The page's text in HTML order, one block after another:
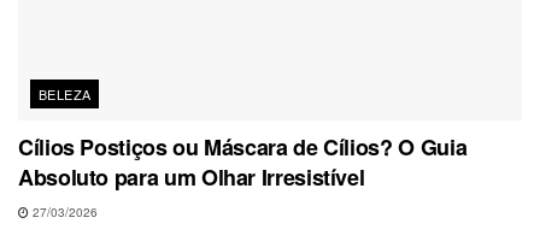
BELEZA
Cílios Postiços ou Máscara de Cílios? O Guia
Absoluto para um Olhar Irresistível
27/03/2026